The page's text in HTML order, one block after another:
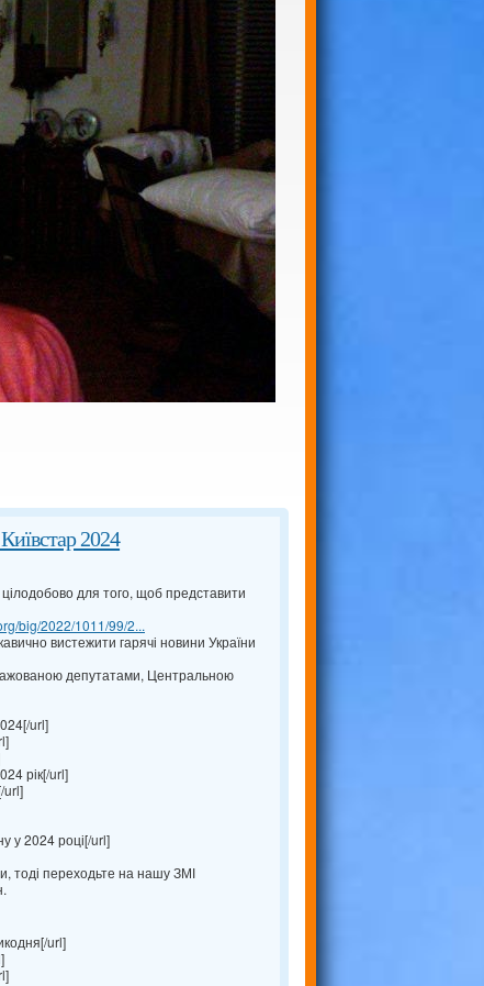
2024
для того, щоб представити
big/2022/1011/99/2...
вистежити гарячі новини України
депутатами, Центральною
url]
рік[/url]
url]
у 2024 році[/url]
тоді переходьте на нашу ЗМІ
url]